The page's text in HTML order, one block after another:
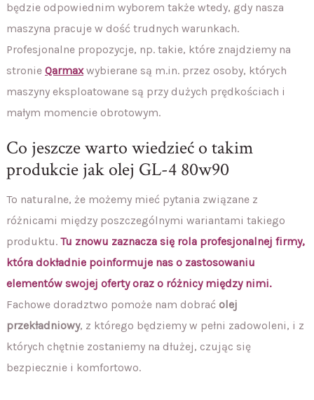
będzie odpowiednim wyborem także wtedy, gdy nasza
maszyna pracuje w dość trudnych warunkach.
Profesjonalne propozycje, np. takie, które znajdziemy na
stronie Qarmaxwybierane są m.in. przez osoby, których
maszyny eksploatowane są przy dużych prędkościach i
małym momencie obrotowym.
Co jeszcze warto wiedzieć o takim
produkcie jak olej GL-4 80w90
To naturalne, że możemy mieć pytania związane z
różnicami między poszczególnymi wariantami takiego
produktu. Tu znowu zaznacza się rola profesjonalnej firmy,
która dokładnie poinformuje nas o zastosowaniu
elementów swojej oferty oraz o różnicy między nimi.
Fachowe doradztwo pomoże nam dobrać olej
przekładniowy, z którego będziemy w pełni zadowoleni, i z
których chętnie zostaniemy na dłużej, czując się
bezpiecznie i komfortowo.